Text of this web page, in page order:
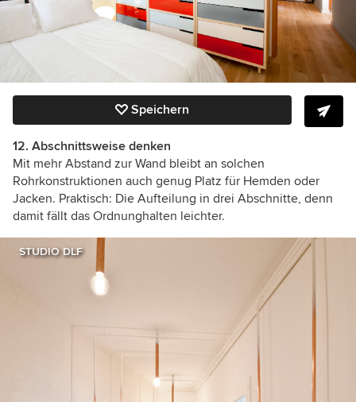
Speichern
12. Abschnittsweise denken
Mit mehr Abstand zur Wand bleibt an solchen
Rohrkonstruktionen auch genug Platz für Hemden oder
Jacken. Praktisch: Die Aufteilung in drei Abschnitte, denn
damit fällt das Ordnunghalten leichter.
STUDIO DLF